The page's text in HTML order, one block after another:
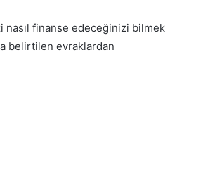
nasıl finanse edeceğinizi bilmek
belirtilen evraklardan